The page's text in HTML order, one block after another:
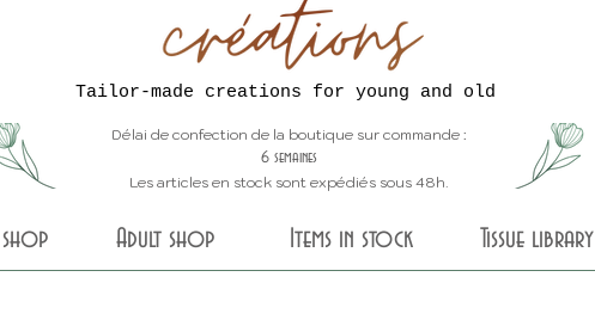
Tailor-made creations for young and old
Délai de confection de la boutique sur commande :
6 semaines
Les articles en stock sont expédiés sous 48h.
Adult shop Items in stock Tissue library